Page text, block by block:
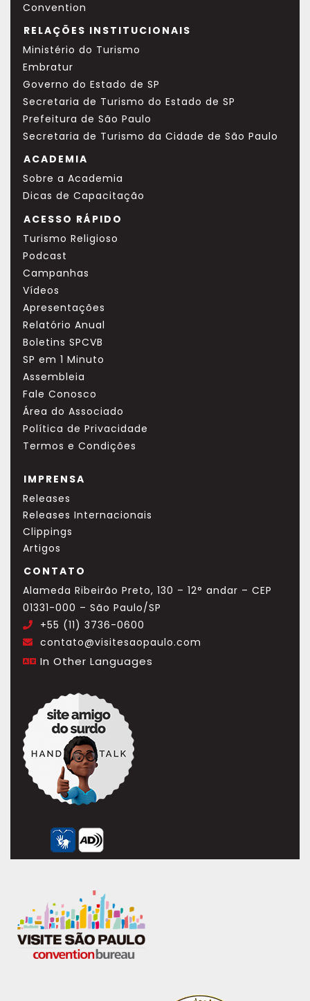
Convention
RELAÇÕES INSTITUCIONAIS
Ministério do Turismo
Embratur
Governo do Estado de SP
Secretaria de Turismo do Estado de SP
Prefeitura de São Paulo
Secretaria de Turismo da Cidade de São Paulo
ACADEMIA
Sobre a Academia
Dicas de Capacitação
ACESSO RÁPIDO
Turismo Religioso
Podcast
Campanhas
Vídeos
Apresentações
Relatório Anual
Boletins SPCVB
SP em 1 Minuto
Assembleia
Fale Conosco
Área do Associado
Política de Privacidade
Termos e Condições
IMPRENSA
Releases
Releases Internacionais
Clippings
Artigos
CONTATO
Alameda Ribeirão Preto, 130 – 12° andar – CEP
01331-000 – São Paulo/SP
+55 (11) 3736-0600
contato@visitesaopaulo.com
In Other Languages